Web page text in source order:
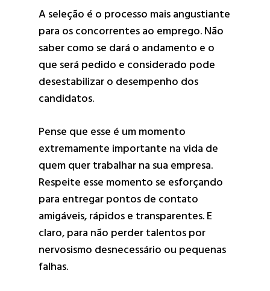
A seleção é o processo mais angustiante
para os concorrentes ao emprego. Não
saber como se dará o andamento e o
que será pedido e considerado pode
desestabilizar o desempenho dos
candidatos.
Pense que esse é um momento
extremamente importante na vida de
quem quer trabalhar na sua empresa.
Respeite esse momento se esforçando
para entregar pontos de contato
amigáveis, rápidos e transparentes. E
claro, para não perder talentos por
nervosismo desnecessário ou pequenas
falhas.